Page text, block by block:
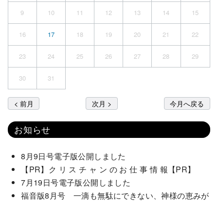
9 10 11 12 13 14 15
16 17 18 19 20 21 22
23 24 25 26 27 28 29
30 31
< 前月 次月 > 今月へ戻る
お知らせ
8月9日号電子版公開しました
【PR】ク リ ス チ ャ ン の お 仕 事 情 報【PR】
7月19日号電子版公開しました
福音版8月号 一滴も無駄にできない、神様の恵みが